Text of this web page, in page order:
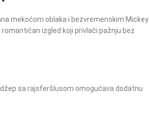
mekoćom oblaka i bezvremenskim Mickey
izgled koji privlači pažnju bez
sa rajsferšlusom omogućava dodatnu